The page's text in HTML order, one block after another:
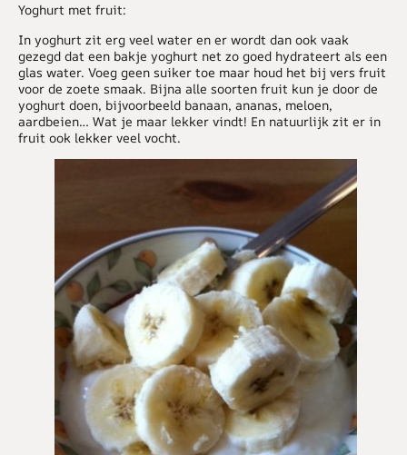
Yoghurt met fruit:
In yoghurt zit erg veel water en er wordt dan ook vaak
gezegd dat een bakje yoghurt net zo goed hydrateert als een
glas water. Voeg geen suiker toe maar houd het bij vers fruit
voor de zoete smaak. Bijna alle soorten fruit kun je door de
yoghurt doen, bijvoorbeeld banaan, ananas, meloen,
aardbeien… Wat je maar lekker vindt! En natuurlijk zit er in
fruit ook lekker veel vocht.